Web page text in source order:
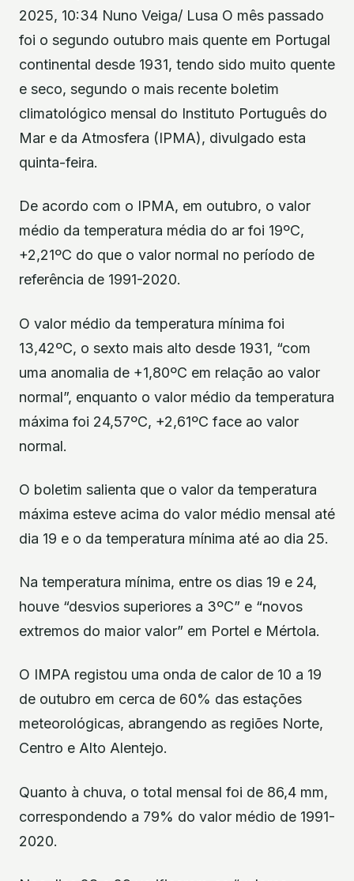
2025, 10:34 Nuno Veiga/ Lusa O mês passado
foi o segundo outubro mais quente em Portugal
continental desde 1931, tendo sido muito quente
e seco, segundo o mais recente boletim
climatológico mensal do Instituto Português do
Mar e da Atmosfera (IPMA), divulgado esta
quinta-feira.
De acordo com o IPMA, em outubro, o valor
médio da temperatura média do ar foi 19ºC,
+2,21ºC do que o valor normal no período de
referência de 1991-2020.
O valor médio da temperatura mínima foi
13,42ºC, o sexto mais alto desde 1931, “com
uma anomalia de +1,80ºC em relação ao valor
normal”, enquanto o valor médio da temperatura
máxima foi 24,57ºC, +2,61ºC face ao valor
normal.
O boletim salienta que o valor da temperatura
máxima esteve acima do valor médio mensal até
dia 19 e o da temperatura mínima até ao dia 25.
Na temperatura mínima, entre os dias 19 e 24,
houve “desvios superiores a 3ºC” e “novos
extremos do maior valor” em Portel e Mértola.
O IMPA registou uma onda de calor de 10 a 19
de outubro em cerca de 60% das estações
meteorológicas, abrangendo as regiões Norte,
Centro e Alto Alentejo.
Quanto à chuva, o total mensal foi de 86,4 mm,
correspondendo a 79% do valor médio de 1991-
2020.